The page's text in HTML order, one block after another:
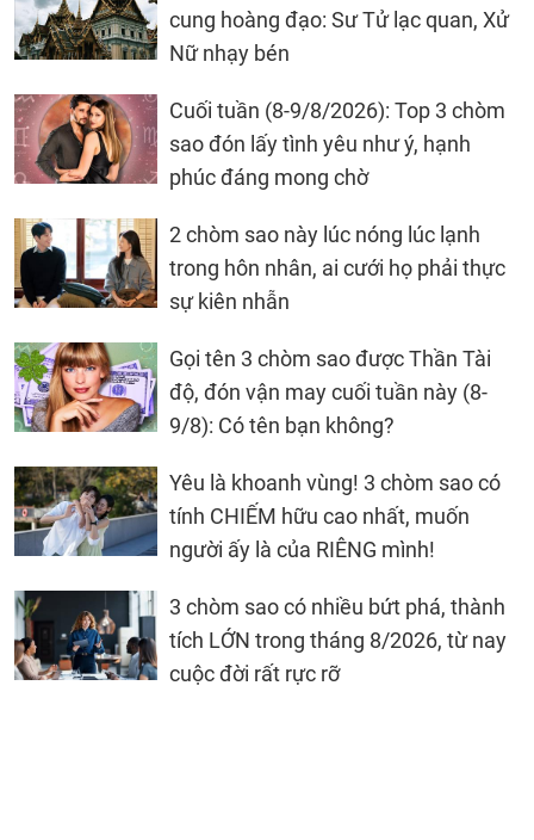
cung hoàng đạo: Sư Tử lạc quan, Xử
Nữ nhạy bén
Cuối tuần (8-9/8/2026): Top 3 chòm
sao đón lấy tình yêu như ý, hạnh
phúc đáng mong chờ
2 chòm sao này lúc nóng lúc lạnh
trong hôn nhân, ai cưới họ phải thực
sự kiên nhẫn
Gọi tên 3 chòm sao được Thần Tài
độ, đón vận may cuối tuần này (8-
9/8): Có tên bạn không?
Yêu là khoanh vùng! 3 chòm sao có
tính CHIẾM hữu cao nhất, muốn
người ấy là của RIÊNG mình!
3 chòm sao có nhiều bứt phá, thành
tích LỚN trong tháng 8/2026, từ nay
cuộc đời rất rực rỡ